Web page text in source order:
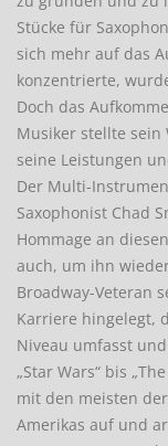
Stücke für
sich mehr auf das
konzentrierte,
Doch das
Musiker stellte sein
seine Leistungen
Der Multi-
Saxophonist Chad
Hommage an
auch, um ihn
Broadway-Veteran
Karriere hingelegt,
Niveau umfasst
„Star Wars“ bis
mit den meisten
Amerikas auf und